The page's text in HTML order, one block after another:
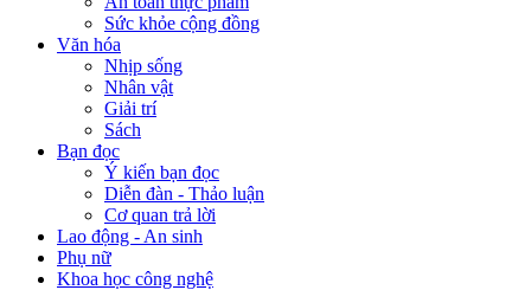
Sức khỏe cộng đồng
Văn hóa
Nhịp sống
Nhân vật
Giải trí
Sách
Bạn đọc
Ý kiến bạn đọc
Diễn đàn - Thảo luận
Cơ quan trả lời
Lao động - An sinh
Phụ nữ
Khoa học công nghệ